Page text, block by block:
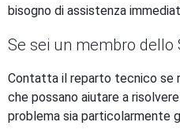
bisogno di assistenza
Se sei un membro dello
Contatta il reparto tecnico se
che possano aiutare a
problema sia particolarmente